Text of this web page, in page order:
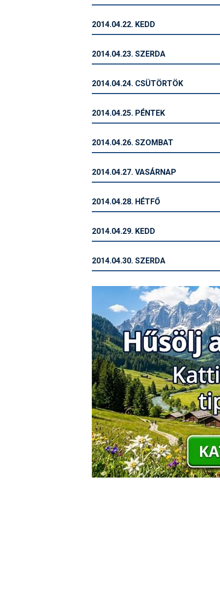
2014.04.22. KEDD
2014.04.23. SZERDA
2014.04.24. CSÜTÖRTÖK
2014.04.25. PÉNTEK
2014.04.26. SZOMBAT
2014.04.27. VASÁRNAP
2014.04.28. HÉTFŐ
2014.04.29. KEDD
2014.04.30. SZERDA